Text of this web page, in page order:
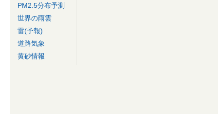
PM2.5分布予測
世界の雨雲
雷(予報)
道路気象
黄砂情報